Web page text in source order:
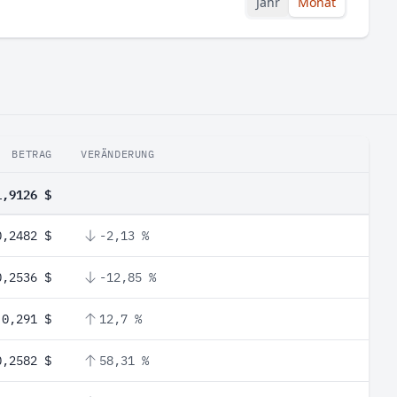
BETRAG VERÄNDERUNG
$
$ -2,13 %
$ -12,85 %
0,291 $ 12,7 %
$ 58,31 %